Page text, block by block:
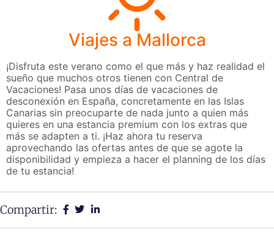
Viajes a Mallorca
¡Disfruta este verano como el que más y haz realidad el
sueño que muchos otros tienen con Central de
Vacaciones! Pasa unos días de vacaciones de
desconexión en España, concretamente en las Islas
Canarias sin preocuparte de nada junto a quien más
quieres en una estancia premium con los extras que
más se adapten a ti. ¡Haz ahora tu reserva
aprovechando las ofertas antes de que se agote la
disponibilidad y empieza a hacer el planning de los días
de tu estancia!
Compartir: